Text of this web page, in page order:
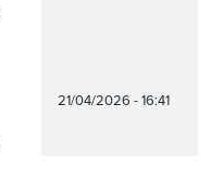
21/04/2026 - 16:41